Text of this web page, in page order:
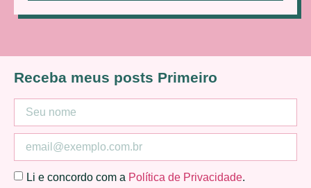
Receba meus posts Primeiro
Li e concordo com a Política de Privacidade.